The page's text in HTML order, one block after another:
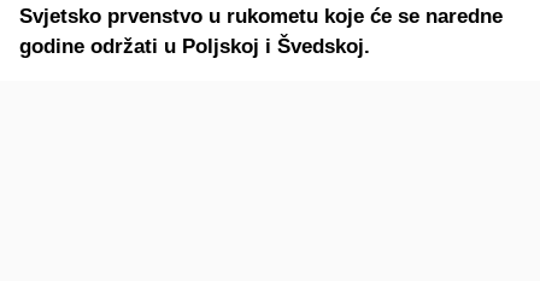
Svjetsko prvenstvo u rukometu koje će se naredne
godine održati u Poljskoj i Švedskoj.